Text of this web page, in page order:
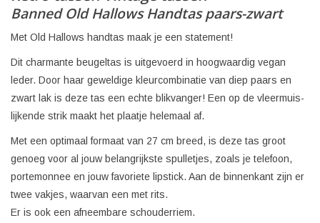
Banned Old Hallows Handtas paars-zwart
Met Old Hallows handtas maak je een statement!
Dit charmante beugeltas is uitgevoerd in hoogwaardig vegan
leder. Door haar geweldige kleurcombinatie van diep paars en
zwart lak is deze tas een echte blikvanger! Een op de vleermuis-
lijkende strik maakt het plaatje helemaal af.
Met een optimaal formaat van 27 cm breed, is deze tas groot
genoeg voor al jouw belangrijkste spulletjes, zoals je telefoon,
portemonnee en jouw favoriete lipstick. Aan de binnenkant zijn er
twee vakjes, waarvan een met rits.
Er is ook een afneembare schouderriem.